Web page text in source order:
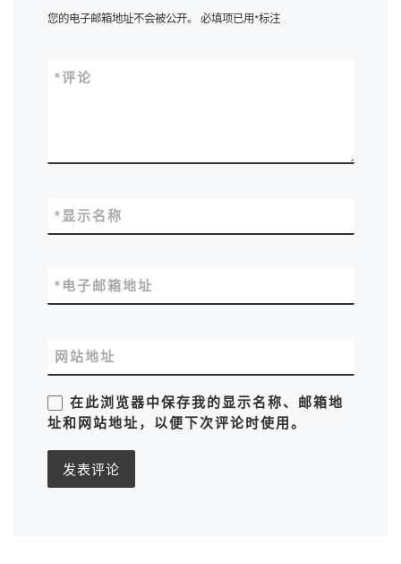
您的电子邮箱地址不会被公开。 必填项已用*标注
评论
*
显示名称
*
电子邮箱地址
*
网站地址
在此浏览器中保存我的显示名称、邮箱地
址和网站地址，以便下次评论时使用。